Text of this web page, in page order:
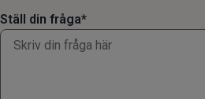
Ställ din fråga*